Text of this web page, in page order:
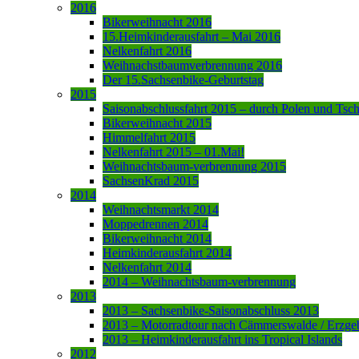
2016
Bikerweihnacht 2016
15.Heimkinderausfahrt – Mai 2016
Nelkenfahrt 2016
Weihnachstbaumverbrennung 2016
Der 15.Sachsenbike-Geburtstag
2015
Saisonabschlussfahrt 2015 – durch Polen und
Bikerweihnacht 2015
Himmelfahrt 2015
Nelkenfahrt 2015 – 01.Mai!
Weihnachtsbaum-verbrennung 2015
SachsenKrad 2015
2014
Weihnachtsmarkt 2014
Moppedrennen 2014
Bikerweihnacht 2014
Heimkinderausfahrt 2014
Nelkenfahrt 2014
2014 – Weihnachtsbaum-verbrennung
2013
2013 – Sachsenbike-Saisonabschluss 2013
2013 – Motorradtour nach Cämmerswalde /
2013 – Heimkinderausfahrt ins Tropical Islands
2012